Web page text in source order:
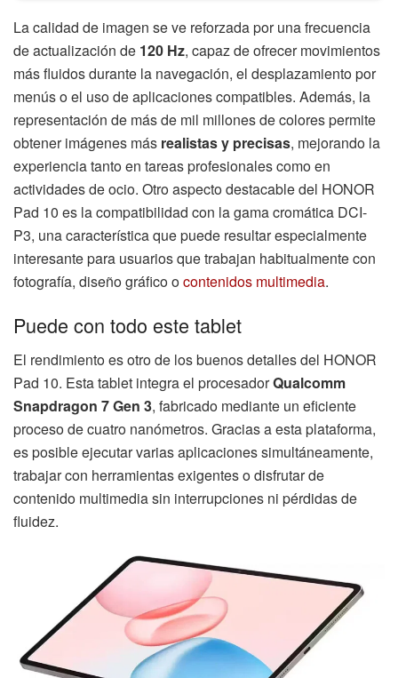
La calidad de imagen se ve reforzada por una frecuencia
de actualización de 120 Hz, capaz de ofrecer movimientos
más fluidos durante la navegación, el desplazamiento por
menús o el uso de aplicaciones compatibles. Además, la
representación de más de mil millones de colores permite
obtener imágenes más realistas y precisas, mejorando la
experiencia tanto en tareas profesionales como en
actividades de ocio. Otro aspecto destacable del HONOR
Pad 10 es la compatibilidad con la gama cromática DCI-
P3, una característica que puede resultar especialmente
interesante para usuarios que trabajan habitualmente con
fotografía, diseño gráfico ocontenidos multimedia.
Puede con todo este tablet
El rendimiento es otro de los buenos detalles del HONOR
Pad 10. Esta tablet integra el procesadorQualcomm
Snapdragon 7 Gen 3, fabricado mediante un eficiente
proceso de cuatro nanómetros. Gracias a esta plataforma,
es posible ejecutar varias aplicaciones simultáneamente,
trabajar con herramientas exigentes o disfrutar de
contenido multimedia sin interrupciones ni pérdidas de
fluidez.